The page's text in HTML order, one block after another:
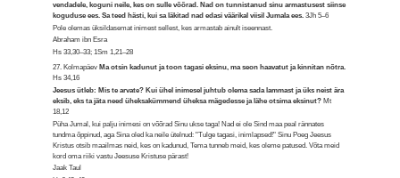
vendadele, koguni neile, kes on sulle võõrad. Nad on tunnistanud sinu armastusest siinse
koguduse ees. Sa teed hästi, kui sa läkitad nad edasi väärikal viisil Jumala ees.3Jh 5–6
Pole olemas üksildasemat inimest sellest, kes armastab ainult iseennast.
Abraham ibn Esra
Hs 33,30–33; 1Sm 1,21–28
27. Kolmapäev Ma otsin kadunut ja toon tagasi eksinu, ma seon haavatut ja kinnitan nõtra.
Hs 34,16
Jeesus ütleb: Mis te arvate? Kui ühel inimesel juhtub olema sada lammast ja üks neist ära
eksib, eks ta jäta need üheksakümmend üheksa mägedesse ja lähe otsima eksinut? Mt
18,12
Püha Jumal, kui palju inimesi on võõrad Sinu ukse taga! Nad ei ole Sind maa peal rännates
tundma õppinud, aga Sina oled ka neile ütelnud: "Tulge tagasi, inimlapsed!" Sinu Poeg Jeesus
Kristus otsib maailmas neid, kes on kadunud, Tema tunneb meid, kes oleme patused. Võta meid
kord oma riiki vastu Jeesuse Kristuse pärast!
Jaak Taul